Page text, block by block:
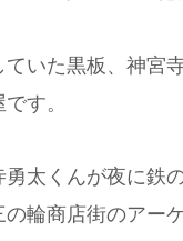
いた黒板、神宮
す。
太くんが夜に鉄
輪商店街のアー